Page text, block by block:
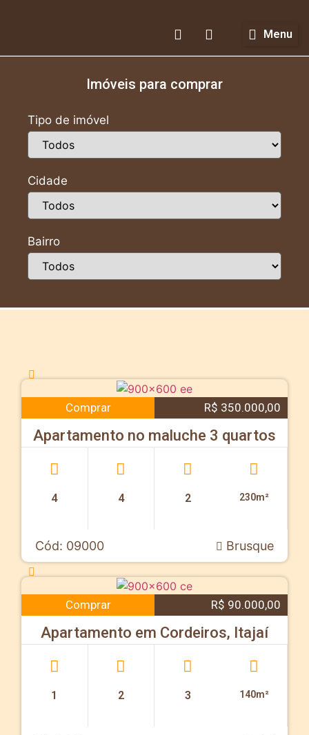
Menu
Imóveis para comprar
Tipo de imóvel
Cidade
Bairro
Comprar R$ 350.000,00
Apartamento no maluche 3 quartos
4 4 2 230m²
Cód: 09000 Brusque
Comprar R$ 90.000,00
Apartamento em Cordeiros, Itajaí
1 2 3 140m²